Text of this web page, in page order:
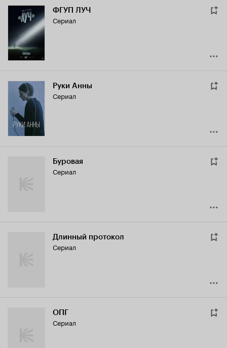
ФГУП ЛУЧ
Сериал
Руки Анны
Сериал
Буровая
Сериал
Длинный протокол
Сериал
ОПГ
Сериал